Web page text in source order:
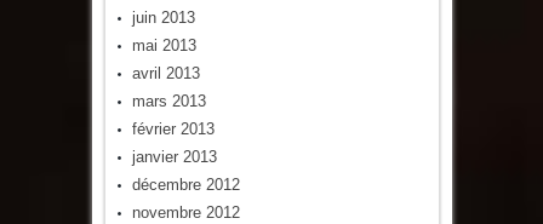
juin 2013
mai 2013
avril 2013
mars 2013
février 2013
janvier 2013
décembre 2012
novembre 2012